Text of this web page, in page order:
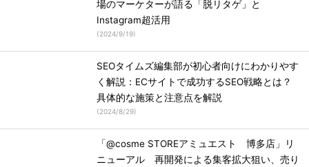
場のマーケターが語る「脱リタゲ」と
Instagram超活用
(2024/9/19)
SEOタイムズ編集部が初心者向けにわかりやす
く解説：ECサイトで成功するSEO戦略とは？
具体的な施策と注意点を解説
(2024/8/29)
「@cosme STOREアミュエスト 博多店」リ
ニューアル 再開発による集客拡大狙い、売り